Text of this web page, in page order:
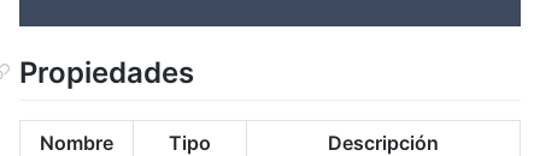
Propiedades
Nombre Tipo Descripción